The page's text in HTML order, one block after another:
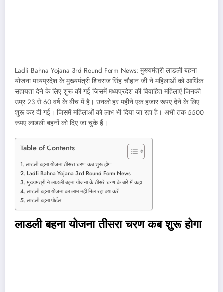
Ladli Bahna Yojana 3rd Round Form News: मुख्यमंत्री लाडली बहना
योजना मध्यप्रदेश के मुख्यमंत्री शिवराज सिंह चौहान जी ने महिलाओं को आर्थिक
सहायता देने के लिए शुरू की गई जिसमें मध्यप्रदेश की विवाहित महिलाएं जिनकी
उम्र 23 से 60 वर्ष के बीच में है। उनको हर महीने एक हजार रूपए देने के लिए
शुरू कर दी गई। जिसमें महिलाओं को लाभ भी दिया जा रहा है। अभी तक 5500
रूपए लाडली बहनों को दिए जा चुके हैं।
Table of Contents
लाडली बहना योजना तीसरा चरण कब शुरू होगा
Ladli Bahna Yojana 3rd Round Form News
मुख्यमंत्री ने लाडली बहना योजना के तीसरे चरण के बारे में कहा
लाडली बहना योजना का लाभ नहीं मिल रहा क्या करें
लाडली बहना पोर्टल
लाडली बहना योजना तीसरा चरण कब शुरू होगा